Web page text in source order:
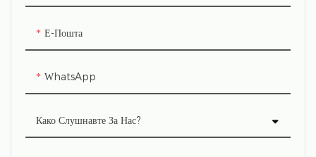
Е-Пошта
WhatsApp
Како Слушнавте За Нас?